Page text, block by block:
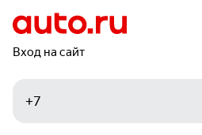
Вход на сайт